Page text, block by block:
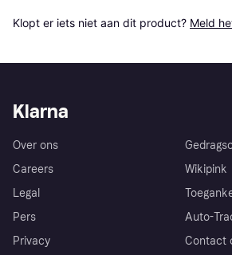
Klopt er iets niet aan dit product? Meld
Klarna
Over ons
Careers
Legal
Pers
Privacy
Wikipink
Auto-
Contact